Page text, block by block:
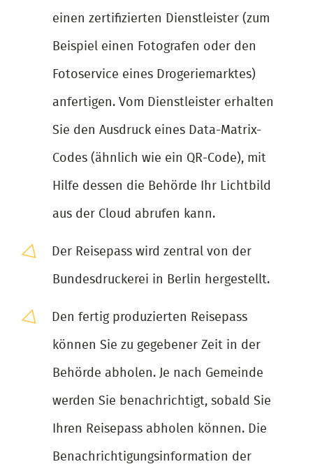
einen zertifizierten Dienstleister (zum
Beispiel einen Fotografen oder den
Fotoservice eines Drogeriemarktes)
anfertigen. Vom Dienstleister erhalten
Sie den Ausdruck eines Data-Matrix-
Codes (ähnlich wie ein QR-Code), mit
Hilfe dessen die Behörde Ihr Lichtbild
aus der Cloud abrufen kann.
Der Reisepass wird zentral von der
Bundesdruckerei in Berlin hergestellt.
Den fertig produzierten Reisepass
können Sie zu gegebener Zeit in der
Behörde abholen. Je nach Gemeinde
werden Sie benachrichtigt, sobald Sie
Ihren Reisepass abholen können. Die
Benachrichtigungsinformation der